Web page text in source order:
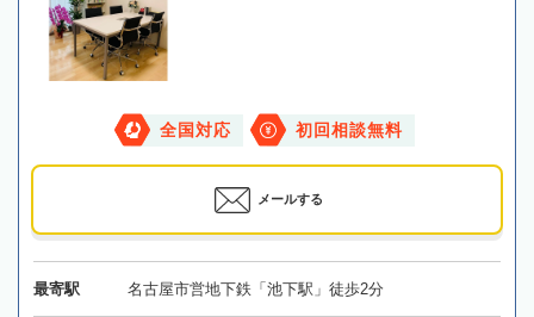
全国対応 初回相談無料
メールする
最寄駅 名古屋市営地下鉄「池下駅」徒歩2分